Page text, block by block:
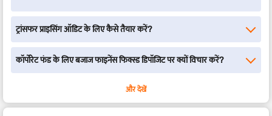
ट्रांसफर प्राइसिंग ऑडिट के लिए कैसे तैयार करें?
कॉर्पोरेट फंड के लिए बजाज फाइनेंस फिक्स्ड डिपॉजिट पर क्यों विचार करें?
और देखें